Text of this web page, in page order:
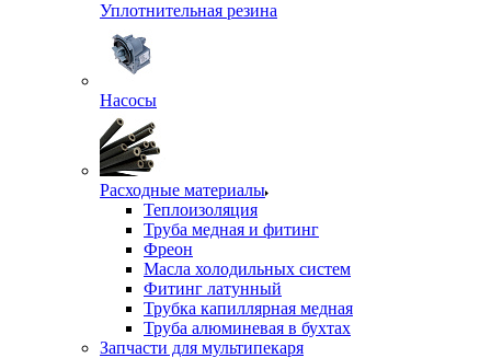
Уплотнительная резина
Насосы
Расходные материалы
Теплоизоляция
Труба медная и фитинг
Фреон
Масла холодильных систем
Фитинг латунный
Трубка капиллярная медная
Труба алюминевая в бухтах
Запчасти для мультипекаря